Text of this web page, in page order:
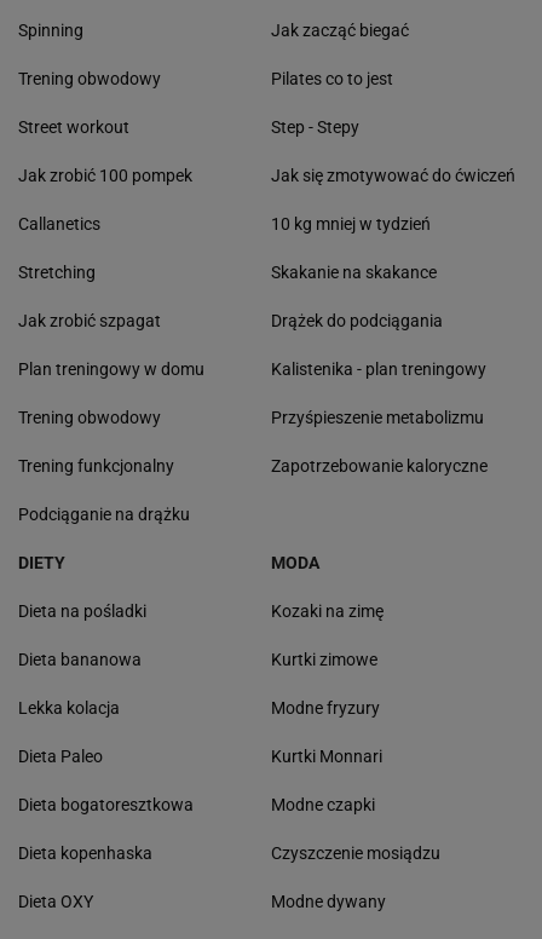
Spinning
Trening obwodowy
Street workout
Jak zrobić 100 pompek
Callanetics
Stretching
Jak zrobić szpagat
Plan treningowy w domu
Trening obwodowy
Trening funkcjonalny
Podciąganie na drążku
Jak zacząć biegać
Pilates co to jest
Step - Stepy
Jak się zmotywować do ćwiczeń
10 kg mniej w tydzień
Skakanie na skakance
Drążek do podciągania
Kalistenika - plan treningowy
Przyśpieszenie metabolizmu
Zapotrzebowanie kaloryczne
DIETY
Dieta na pośladki
Dieta bananowa
Lekka kolacja
Dieta Paleo
Dieta bogatoresztkowa
Dieta kopenhaska
Dieta OXY
MODA
Kozaki na zimę
Kurtki zimowe
Modne fryzury
Kurtki Monnari
Modne czapki
Czyszczenie mosiądzu
Modne dywany